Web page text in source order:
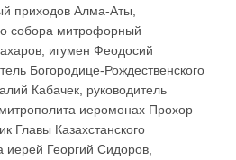
приходов Алма-Аты,
собора митрофорный
игумен Феодосий
Богородице-Рождественского
Кабачек, руководитель
иеромонах Прохор
Главы Казахстанского
иерей Георгий Сидоров,